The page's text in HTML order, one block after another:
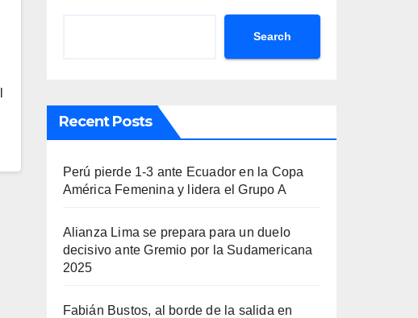
Search
Recent Posts
Perú pierde 1-3 ante Ecuador en la Copa
América Femenina y lidera el Grupo A
Alianza Lima se prepara para un duelo
decisivo ante Gremio por la Sudamericana
2025
Fabián Bustos, al borde de la salida en